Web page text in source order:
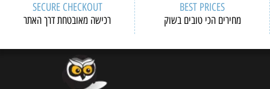
BEST PRICES
מחירים הכי טובים בשוק
SECURE CHECKOUT
רכישה מאובטחת דרך האתר